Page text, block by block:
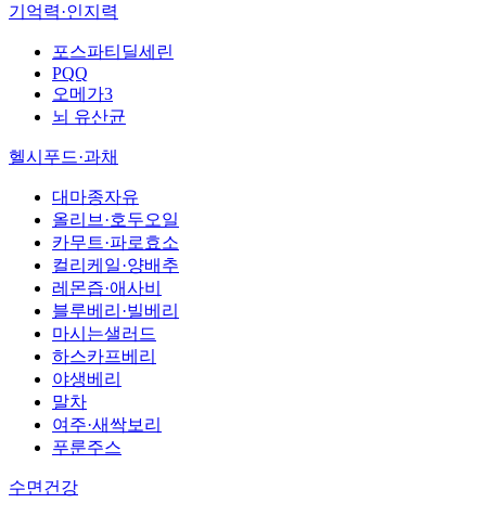
기억력·인지력
포스파티딜세린
PQQ
오메가3
뇌 유산균
헬시푸드·과채
대마종자유
올리브·호두오일
카무트·파로효소
컬리케일·양배추
레몬즙·애사비
블루베리·빌베리
마시는샐러드
하스카프베리
야생베리
말차
여주·새싹보리
푸룬주스
수면건강